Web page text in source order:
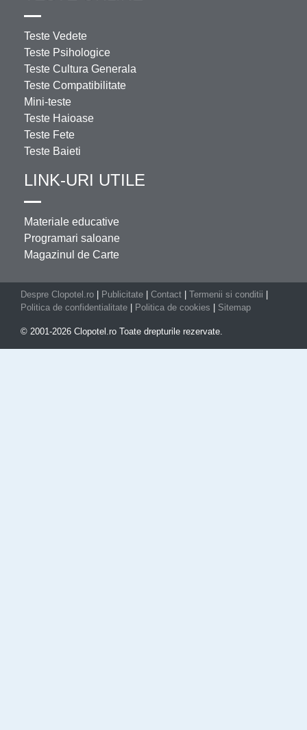
Teste Vedete
Teste Psihologice
Teste Cultura Generala
Teste Compatibilitate
Mini-teste
Teste Haioase
Teste Fete
Teste Baieti
LINK-URI UTILE
Materiale educative
Programari saloane
Magazinul de Carte
Despre Clopotel.ro Publicitate Contact Termenii si conditii
Politica de confidentialitate
Politica de cookies Sitemap
© 2001-2026 Clopotel.ro Toate drepturile rezervate.